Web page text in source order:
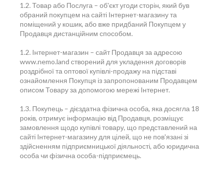
1.2. Товар або Послуга – об'єкт угоди сторін, який був
обраний покупцем на сайті Інтернет-магазину та
поміщений у кошик, або вже придбаний Покупцем у
Продавця дистанційним способом.
1.2. Інтернет-магазин – сайт Продавця за адресою
www.nemo.land створений для укладення договорів
роздрібної та оптової купівлі-продажу на підставі
ознайомлення Покупця із запропонованим Продавцем
описом Товару за допомогою мережі Інтернет.
1.3. Покупець – дієздатна фізична особа, яка досягла 18
років, отримує інформацію від Продавця, розміщує
замовлення щодо купівлі товару, що представлений на
сайті Інтернет-магазину для цілей, що не пов'язані зі
здійсненням підприємницької діяльності, або юридична
особа чи фізична особа-підприємець.